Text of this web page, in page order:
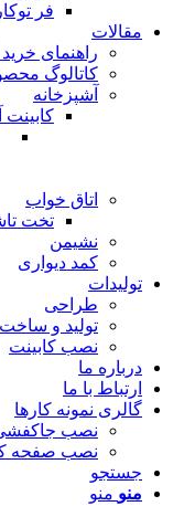
فر
مقالات
راهنمای
کاتالوگ
آشپزخانه
کابینت
اتاق خواب
تخت
نشیمن
کمد دیواری
تولیدات
طراحی
تولید و ساخت
نصب کابینت
درباره ما
ارتباط با ما
گالری نمونه کارها
نصب جاکفشی
نصب صفحه
جستجو
منو منو